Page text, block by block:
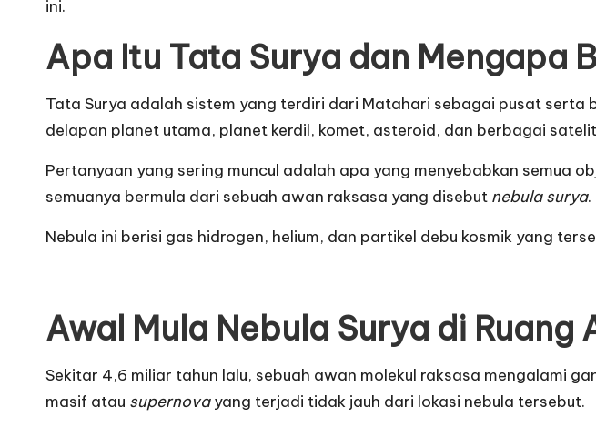
ini.
Apa Itu Tata Surya dan Mengapa
Tata Surya adalah sistem yang terdiri dari Matahari sebagai pusat
delapan planet utama, planet kerdil, komet, asteroid, dan berbagai
Pertanyaan yang sering muncul adalah apa yang menyebabkan semua
semuanya bermula dari sebuah awan raksasa yang disebut nebula surya.
Nebula ini berisi gas hidrogen, helium, dan partikel debu kosmik yang
Awal Mula Nebula Surya di Ruang
Sekitar 4,6 miliar tahun lalu, sebuah awan molekul raksasa mengalami
masif atau supernovayang terjadi tidak jauh dari lokasi nebula tersebut.